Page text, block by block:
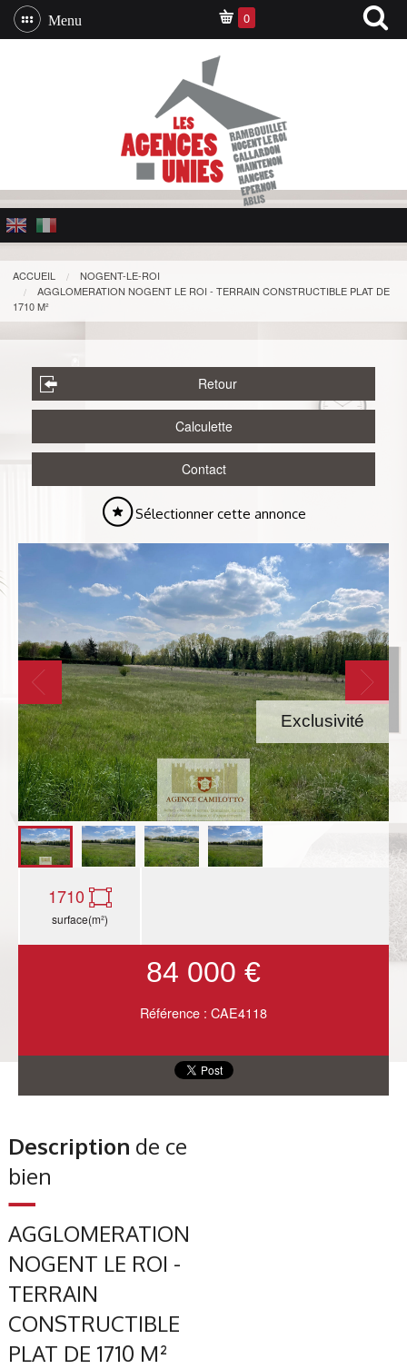
Menu 0
ACCUEIL
NOGENT-LE-ROI
AGGLOMERATION NOGENT LE ROI - TERRAIN CONSTRUCTIBLE PLAT DE
1710 M²
Retour
Calculette
Contact
Sélectionner cette annonce
Exclusivité
1710
surface(m²)
84 000 €
Référence : CAE4118
Description de ce
bien
AGGLOMERATION
NOGENT LE ROI -
TERRAIN
CONSTRUCTIBLE
PLAT DE 1710 M²